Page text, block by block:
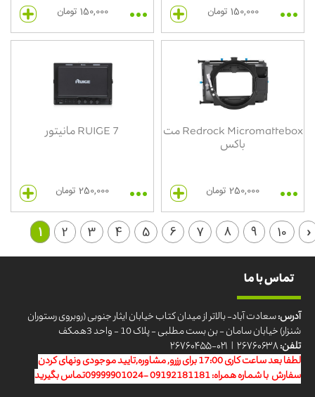
150,000 تومان 150,000 تومان
Redrock Micromattebox مت
باکس
250,000 تومان
RUIGE 7 مانیتور
250,000 تومان
1 2 3 4 5 6 7 8 9 10 ›
تماس با ما
آدرس:سعادت آباد- بالاتر از میدان کتاب خیابان ایثار جنوبی (روبروی رستوران
شنزار) خیابان سامان - بن بست مطلبی - پلاک 10 - واحد 3همکف
تلفن:۲۶۷۶۰۶۳۸ | ۰۲۱-۲۶۷۶۰۴۵۵
لطفا بعد ساعت کاری 17:00 برای رزرو, مشاوره,تایید موجودی ونهای کردن
سفارش با شماره همراه: 09192181181 -09999901024تماس بگیرید